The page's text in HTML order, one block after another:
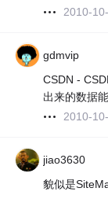
2010-
gdmvip
CSDN -
出来的数据
2010-
jiao3630
貌似是